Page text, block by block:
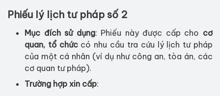
Phiếu lý lịch tư pháp số 2
Mục đích sử dụng: Phiếu này được cấp cho cơ
quan, tổ chứccó nhu cầu tra cứu lý lịch tư pháp
của một cá nhân (ví dụ như công an, tòa án, các
cơ quan tư pháp).
Trường hợp xin cấp: